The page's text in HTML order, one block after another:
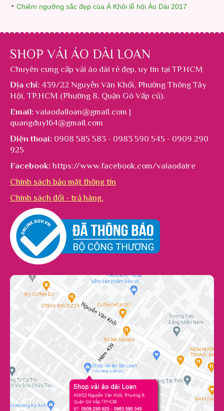
Chiêm ngưỡng sắc đẹp của Á Khôi lễ hội Áo Dài 2017
SHOP VẢI ÁO DÀI LOAN
Chuyên cung cấp vải áo dài rẻ đẹp, uy tín tại TP.HCM
Địa chỉ: 439/22 Nguyễn Văn Khối, Phường Thông Tây
Hội, TP.HCM (Phường 8, Quận Gò Vấp cũ).
Email: vaiaodailoan@gmail.com |
quangduy164@gmail.com
Điện thoại: 0908 585 583 - 0983 590 545 - 0909 290
925
Facebook: https://www.facebook.com/vaiaodaire
Chính sách bảo mật thông tin
Chính sách đổi - trả hàng.